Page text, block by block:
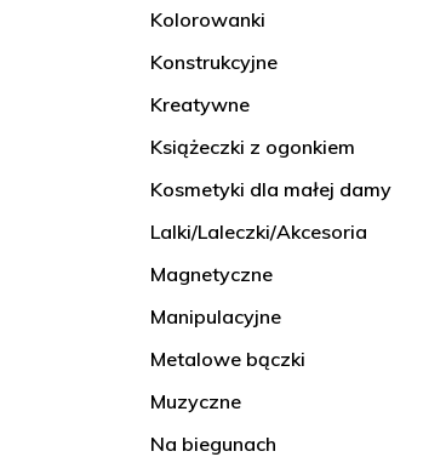
Kolorowanki
Konstrukcyjne
Kreatywne
Książeczki z ogonkiem
Kosmetyki dla małej damy
Lalki/Laleczki/Akcesoria
Magnetyczne
Manipulacyjne
Metalowe bączki
Muzyczne
Na biegunach